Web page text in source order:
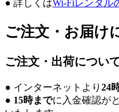
● 詳しくはWi-Fiレンタル
ご注文・お届け
ご注文・出荷につい
● インターネットより 24
● 15時までに入金確認が